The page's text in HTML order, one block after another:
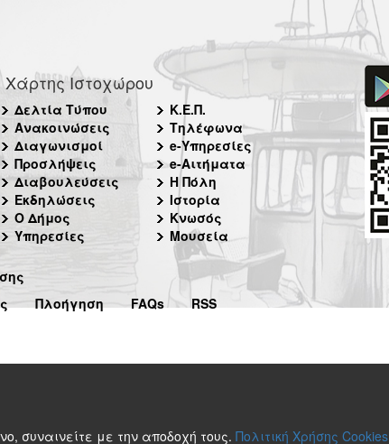
Χάρτης Ιστοχώρου
Δελτία Τύπου
Ανακοινώσεις
Διαγωνισμοί
Προσλήψεις
Διαβουλεύσεις
Εκδηλώσεις
Ο Δήμος
Υπηρεσίες
Κ.Ε.Π.
Τηλέφωνα
e-Υπηρεσίες
e-Αιτήματα
Η Πόλη
Ιστορία
Κνωσός
Μουσεία
Πλοήγηση FAQs RSS
συναινείτε με την αποδοχή τους. Πολιτική Χρήσης Cookies